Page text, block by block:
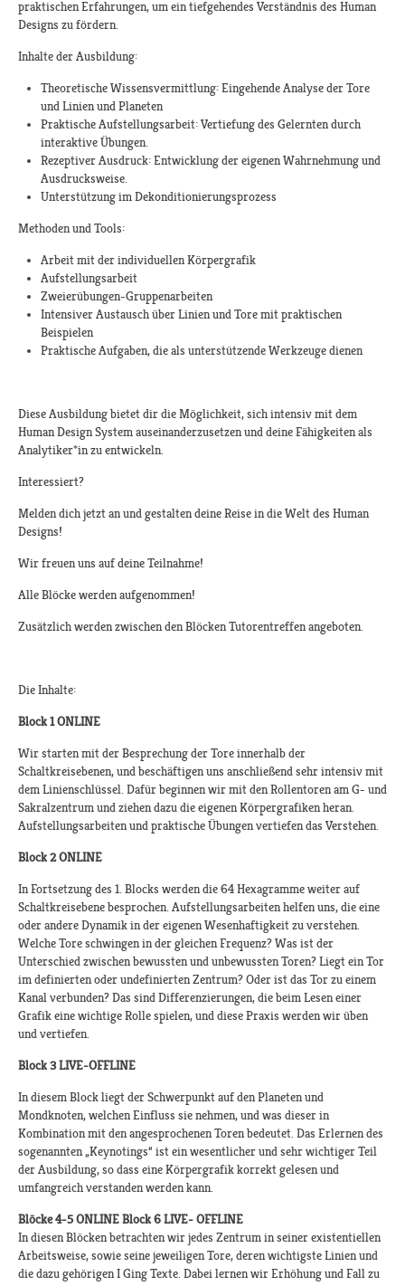
praktischen Erfahrungen, um ein tiefgehendes Verständnis des Human
Designs zu fördern.
Inhalte der Ausbildung:​
Theoretische Wissensvermittlung: Eingehende Analyse der Tore
und Linien und Planeten
Praktische Aufstellungsarbeit: Vertiefung des Gelernten durch
interaktive Übungen.
Rezeptiver Ausdruck: Entwicklung der eigenen Wahrnehmung und
Ausdrucksweise.
Unterstützung im Dekonditionierungsprozess
Methoden und Tools:
Arbeit mit der individuellen Körpergrafik
Aufstellungsarbeit
Zweierübungen-Gruppenarbeiten
Intensiver Austausch über Linien und Tore mit praktischen
Beispielen
Praktische Aufgaben, die als unterstützende Werkzeuge dienen
Diese Ausbildung bietet dir die Möglichkeit, sich intensiv mit dem
Human Design System auseinanderzusetzen und deine Fähigkeiten als
Analytiker*in zu entwickeln.
Interessiert?
Melden dich jetzt an und gestalten deine Reise in die Welt des Human
Designs!​​
Wir freuen uns auf deine Teilnahme!​
Alle Blöcke werden aufgenommen!​
Zusätzlich werden zwischen den Blöcken Tutorentreffen angeboten.​
Die Inhalte:
Block 1 ONLINE
Wir starten mit der Besprechung der Tore innerhalb der
Schaltkreisebenen, und beschäftigen uns anschließend sehr intensiv mit
dem Linienschlüssel. Dafür beginnen wir mit den Rollentoren am G- und
Sakralzentrum und ziehen dazu die eigenen Körpergrafiken heran.
Aufstellungsarbeiten und praktische Übungen vertiefen das Verstehen.
Block 2 ONLINE
In Fortsetzung des 1. Blocks werden die 64 Hexagramme weiter auf
Schaltkreisebene besprochen. Aufstellungsarbeiten helfen uns, die eine
oder andere Dynamik in der eigenen Wesenhaftigkeit zu verstehen.
Welche Tore schwingen in der gleichen Frequenz? Was ist der
Unterschied zwischen bewussten und unbewussten Toren? Liegt ein Tor
im definierten oder undefinierten Zentrum? Oder ist das Tor zu einem
Kanal verbunden? Das sind Differenzierungen, die beim Lesen einer
Grafik eine wichtige Rolle spielen, und diese Praxis werden wir üben
und vertiefen.
Block 3 LIVE-OFFLINE
In diesem Block liegt der Schwerpunkt auf den Planeten und
Mondknoten, welchen Einfluss sie nehmen, und was dieser in
Kombination mit den angesprochenen Toren bedeutet. Das Erlernen des
sogenannten „Keynotings“ ist ein wesentlicher und sehr wichtiger Teil
der Ausbildung, so dass eine Körpergrafik korrekt gelesen und
umfangreich verstanden werden kann.
Blöcke 4-5 ONLINE Block 6 LIVE- OFFLINE
In diesen Blöcken betrachten wir jedes Zentrum in seiner existentiellen
Arbeitsweise, sowie seine jeweiligen Tore, deren wichtigste Linien und
die dazu gehörigen I Ging Texte. Dabei lernen wir Erhöhung und Fall zu